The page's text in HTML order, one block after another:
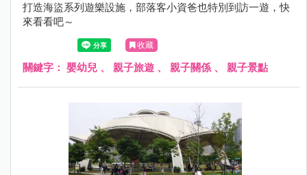
打造海盜系列遊樂設施，部落客小資爸也特別到訪一遊，快
來看看吧～
收藏
關鍵字： 嬰幼兒 、 親子旅遊 、 親子關係 、 親子景點